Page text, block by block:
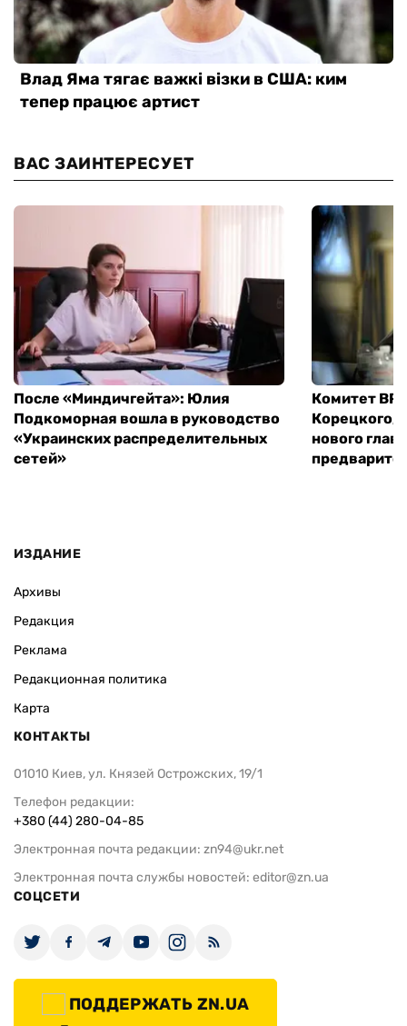
ВАС ЗАИНТЕРЕСУЕТ
После «Миндичгейта»: Юлия
Подкоморная вошла в руководство
«Украинских распределительных
сетей»
Комитет ВР
Корецкого,
нового
ИЗДАНИЕ
Архивы
Редакция
Реклама
Редакционная политика
Карта
КОНТАКТЫ
01010 Киев, ул. Князей Острожских, 19/1
Телефон редакции:
+380 (44) 280-04-85
Электронная почта редакции: zn94@ukr.net
Электронная почта службы новостей: editor@zn.ua
СОЦСЕТИ
ПОДДЕРЖАТЬ ZN.UA